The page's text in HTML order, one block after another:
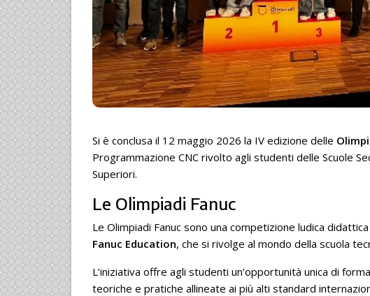
Si è conclusa il 12 maggio 2026 la IV edizione delle
Programmazione CNC rivolto agli studenti delle Scuole
Superiori.
Le Olimpiadi Fanuc
Le Olimpiadi Fanuc sono una competizione ludica
Fanuc Education, che si rivolge al mondo della scuola
L’iniziativa offre agli studenti un’opportunità unica di
teoriche e pratiche allineate ai più alti standard